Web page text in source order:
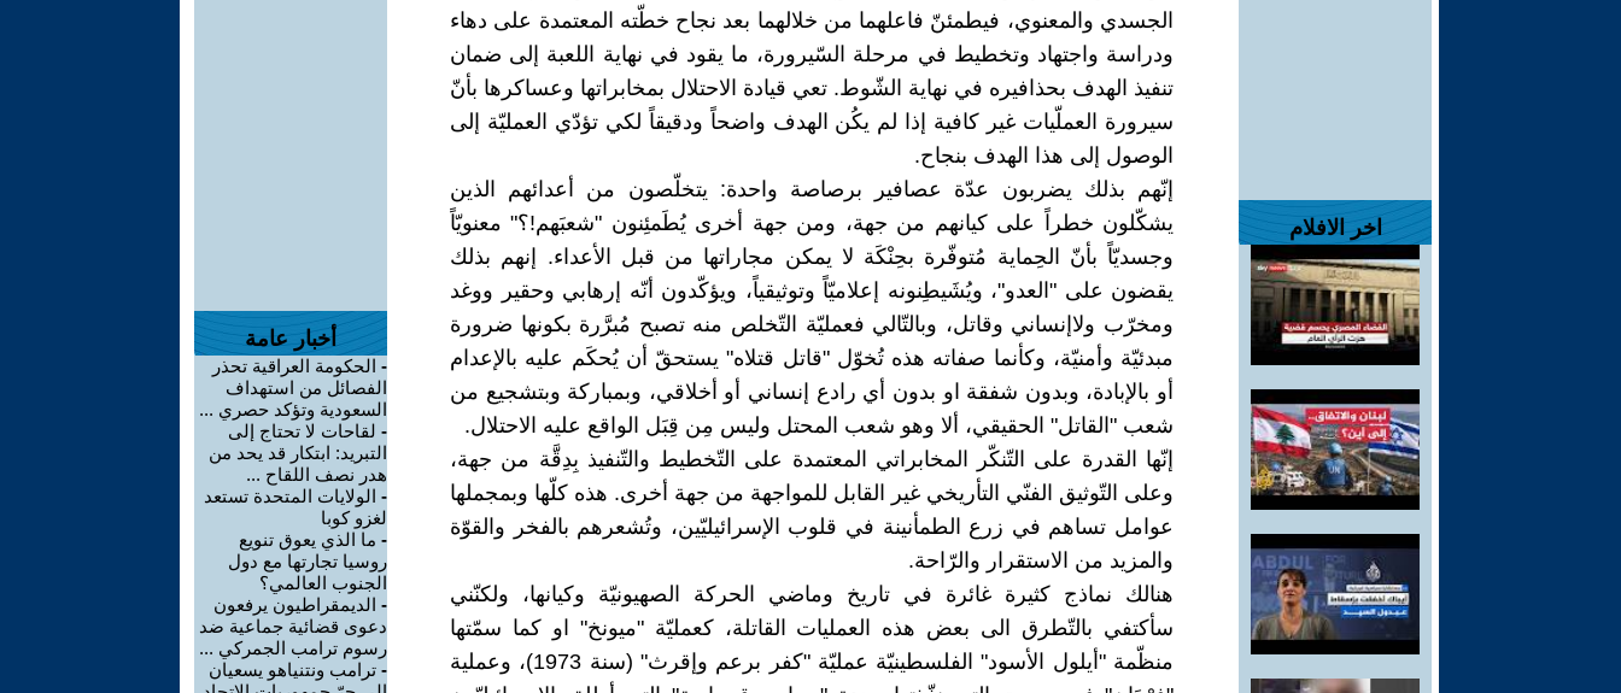
اخر الافلام
الجسدي والمعنوي، فيطمئنّ فاعلهما من خلالهما بعد نجاح خطّته المعتمدة على دهاء
ودراسة واجتهاد وتخطيط في مرحلة السّيرورة، ما يقود في نهاية اللعبة إلى ضمان
تنفيذ الهدف بحذافيره في نهاية الشّوط. تعي قيادة الاحتلال بمخابراتها وعساكرها بأنّ
سيرورة العملّيات غير كافية إذا لم يكُن الهدف واضحاً ودقيقاً لكي تؤدّي العمليّة إلى
الوصول إلى هذا الهدف بنجاح.
إنّهم بذلك يضربون عدّة عصافير برصاصة واحدة: يتخلّصون من أعدائهم الذين
يشكّلون خطراً على كيانهم من جهة، ومن جهة أخرى يُطَمئِنون "شعبَهم!؟" معنويّاً
وجسديّاً بأنّ الحِماية مُتوفّرة بحِنْكَة لا يمكن مجاراتها من قبل الأعداء. إنهم بذلك
يقضون على "العدو"، ويُشَيطِنونه إعلاميّاً وتوثيقياً، ويؤكّدون أنّه إرهابي وحقير ووغد
ومخرّب ولاإنساني وقاتل، وبالتّالي فعمليّة التّخلص منه تصبح مُبرَّرة بكونها ضرورة
مبدئيّة وأمنيّة، وكأنما صفاته هذه تُخوّل "قاتل قتلاه" يستحقّ أن يُحكَم عليه بالإعدام
أو بالإبادة، وبدون شفقة او بدون أي رادع إنساني أو أخلاقي، وبمباركة وبتشجيع من
شعب "القاتل" الحقيقي، ألا وهو شعب المحتل وليس مِن قِبَل الواقع عليه الاحتلال.
إنّها القدرة على التّنكّر المخابراتي المعتمدة على التّخطيط والتّنفيذ بِدِقَّة من جهة،
وعلى التّوثيق الفنّي التأريخي غير القابل للمواجهة من جهة أخرى. هذه كلّها وبمجملها
عوامل تساهم في زرع الطمأنينة في قلوب الإسرائيليّين، وتُشعرهم بالفخر والقوّة
والمزيد من الاستقرار والرّاحة.
هنالك نماذج كثيرة غائرة في تاريخ وماضي الحركة الصهيونيّة وكيانها، ولكنّني
سأكتفي بالتّطرق الى بعض هذه العمليات القاتلة، كعمليّة "ميونخ" او كما سمّتها
منظّمة "أيلول الأسود" الفلسطينيّة عمليّة "كفر برعم وإقرث" (سنة 1973)، وعملية
أخبار عامة
- الحكومة العراقية تحذر
الفصائل من استهداف
السعودية وتؤكد حصري ...
- لقاحات لا تحتاج إلى
التبريد: ابتكار قد يحد من
هدر نصف اللقاح ...
- الولايات المتحدة تستعد
لغزو كوبا
- ما الذي يعوق تنويع
روسيا تجارتها مع دول
الجنوب العالمي؟
- الديمقراطيون يرفعون
دعوى قضائية جماعية ضد
رسوم ترامب الجمركي ...
- ترامب ونتنياهو يسعيان